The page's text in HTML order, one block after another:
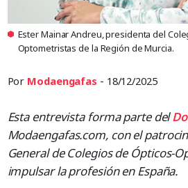
Ester Mainar Andreu, presidenta del
Optometristas de la Región de Murcia.
Por Modaengafas - 18/12/2025
Esta entrevista forma parte del
Modaengafas.com, con el
General de Colegios de Ópticos-
impulsar la profesión en España.